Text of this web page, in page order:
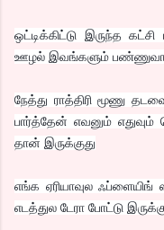
ஒட்டிக்கிட்டு இருந்த
ஊழல் இவங்களும்
நேத்து ராத்திரி மூணு
பார்த்தேன் எவனும்
தான் இருக்குது
எங்க ஏரியாவுல
எடத்துல டேரா போட்டு